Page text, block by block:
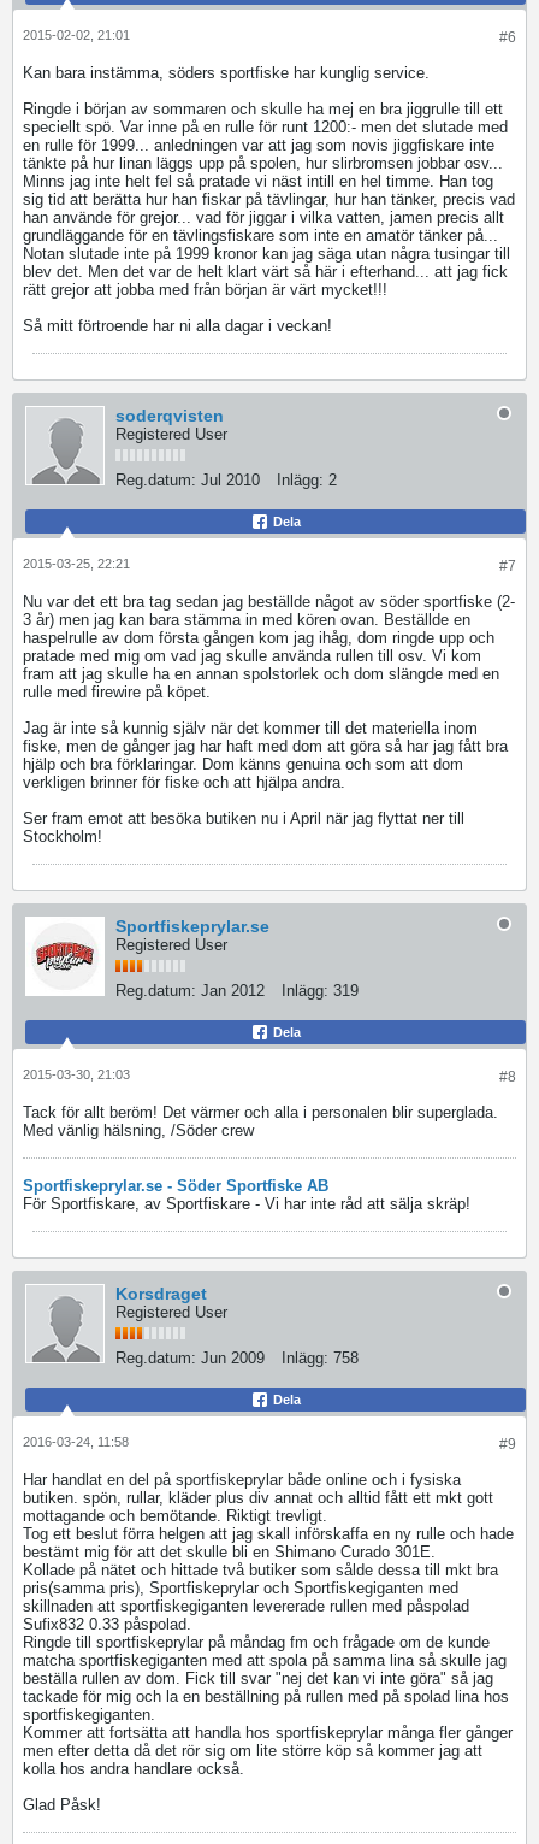
#6
2015-02-02, 21:01
Kan bara instämma, söders sportfiske har kunglig service.
Ringde i början av sommaren och skulle ha mej en bra jiggrulle till ett
speciellt spö. Var inne på en rulle för runt 1200:- men det slutade med
en rulle för 1999... anledningen var att jag som novis jiggfiskare inte
tänkte på hur linan läggs upp på spolen, hur slirbromsen jobbar osv...
Minns jag inte helt fel så pratade vi näst intill en hel timme. Han tog
sig tid att berätta hur han fiskar på tävlingar, hur han tänker, precis vad
han använde för grejor... vad för jiggar i vilka vatten, jamen precis allt
grundläggande för en tävlingsfiskare som inte en amatör tänker på...
Notan slutade inte på 1999 kronor kan jag säga utan några tusingar till
blev det. Men det var de helt klart värt så här i efterhand... att jag fick
rätt grejor att jobba med från början är värt mycket!!!
Så mitt förtroende har ni alla dagar i veckan!
soderqvisten
Registered User
Reg.datum: Jul 2010 Inlägg: 2
Dela
#7
2015-03-25, 22:21
Nu var det ett bra tag sedan jag beställde något av söder sportfiske (2-
3 år) men jag kan bara stämma in med kören ovan. Beställde en
haspelrulle av dom första gången kom jag ihåg, dom ringde upp och
pratade med mig om vad jag skulle använda rullen till osv. Vi kom
fram att jag skulle ha en annan spolstorlek och dom slängde med en
rulle med firewire på köpet.
Jag är inte så kunnig själv när det kommer till det materiella inom
fiske, men de gånger jag har haft med dom att göra så har jag fått bra
hjälp och bra förklaringar. Dom känns genuina och som att dom
verkligen brinner för fiske och att hjälpa andra.
Ser fram emot att besöka butiken nu i April när jag flyttat ner till
Stockholm!
Sportfiskeprylar.se
Registered User
Reg.datum: Jan 2012 Inlägg: 319
Dela
#8
2015-03-30, 21:03
Tack för allt beröm! Det värmer och alla i personalen blir superglada.
Med vänlig hälsning, /Söder crew
Sportfiskeprylar.se - Söder Sportfiske AB
För Sportfiskare, av Sportfiskare - Vi har inte råd att sälja skräp!
Korsdraget
Registered User
Reg.datum: Jun 2009 Inlägg: 758
Dela
#9
2016-03-24, 11:58
Har handlat en del på sportfiskeprylar både online och i fysiska
butiken. spön, rullar, kläder plus div annat och alltid fått ett mkt gott
mottagande och bemötande. Riktigt trevligt.
Tog ett beslut förra helgen att jag skall införskaffa en ny rulle och hade
bestämt mig för att det skulle bli en Shimano Curado 301E.
Kollade på nätet och hittade två butiker som sålde dessa till mkt bra
pris(samma pris), Sportfiskeprylar och Sportfiskegiganten med
skillnaden att sportfiskegiganten levererade rullen med påspolad
Sufix832 0.33 påspolad.
Ringde till sportfiskeprylar på måndag fm och frågade om de kunde
matcha sportfiskegiganten med att spola på samma lina så skulle jag
beställa rullen av dom. Fick till svar "nej det kan vi inte göra" så jag
tackade för mig och la en beställning på rullen med på spolad lina hos
sportfiskegiganten.
Kommer att fortsätta att handla hos sportfiskeprylar många fler gånger
men efter detta då det rör sig om lite större köp så kommer jag att
kolla hos andra handlare också.
Glad Påsk!